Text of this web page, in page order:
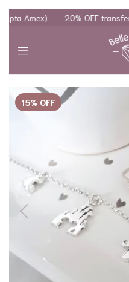
Amex) 20% OFF
15% OFF